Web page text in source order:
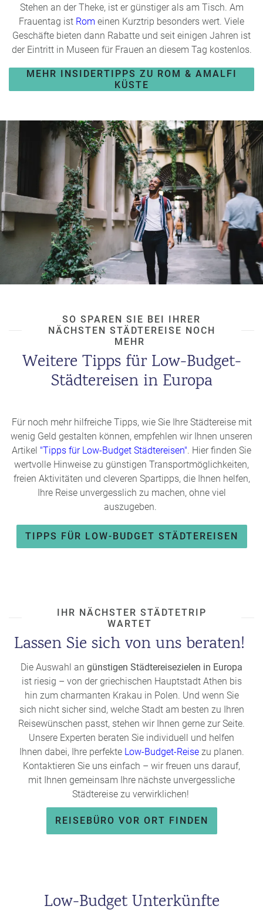
Stehen an der Theke, ist er günstiger als am Tisch. Am
Frauentag ist Rom einen Kurztrip besonders wert. Viele
Geschäfte bieten dann Rabatte und seit einigen Jahren ist
der Eintritt in Museen für Frauen an diesem Tag kostenlos.
MEHR INSIDERTIPPS ZU ROM & AMALFI
KÜSTE
SO SPAREN SIE BEI IHRER
NÄCHSTEN STÄDTEREISE NOCH
MEHR
Weitere Tipps für Low-Budget-
Städtereisen in Europa
Für noch mehr hilfreiche Tipps, wie Sie Ihre Städtereise mit
wenig Geld gestalten können, empfehlen wir Ihnen unseren
Artikel "Tipps für Low-Budget Städtereisen". Hier finden Sie
wertvolle Hinweise zu günstigen Transportmöglichkeiten,
freien Aktivitäten und cleveren Spartipps, die Ihnen helfen,
Ihre Reise unvergesslich zu machen, ohne viel
auszugeben.
TIPPS FÜR LOW-BUDGET STÄDTEREISEN
IHR NÄCHSTER STÄDTETRIP
WARTET
Lassen Sie sich von uns beraten!
Die Auswahl an günstigen Städtereisezielen in Europa
ist riesig – von der griechischen Hauptstadt Athen bis
hin zum charmanten Krakau in Polen. Und wenn Sie
sich nicht sicher sind, welche Stadt am besten zu Ihren
Reisewünschen passt, stehen wir Ihnen gerne zur Seite.
Unsere Experten beraten Sie individuell und helfen
Ihnen dabei, Ihre perfekte Low-Budget-Reisezu planen.
Kontaktieren Sie uns einfach – wir freuen uns darauf,
mit Ihnen gemeinsam Ihre nächste unvergessliche
Städtereise zu verwirklichen!
REISEBÜRO VOR ORT FINDEN
Low-Budget Unterkünfte